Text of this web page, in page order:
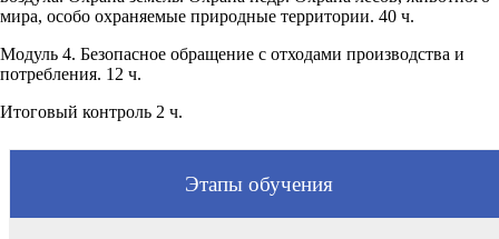
мира, особо охраняемые природные территории. 40 ч.
Модуль 4. Безопасное обращение с отходами производства и
потребления. 12 ч.
Итоговый контроль 2 ч.
Этапы обучения